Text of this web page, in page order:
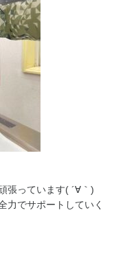
張っています( ´∀｀)
力でサポートしていく